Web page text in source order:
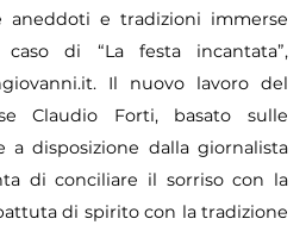
aneddoti e tradizioni immerse
di “La festa incantata”,
Il nuovo lavoro del
Claudio Forti, basato sulle
a disposizione dalla giornalista
di conciliare il sorriso con la
di spirito con la tradizione